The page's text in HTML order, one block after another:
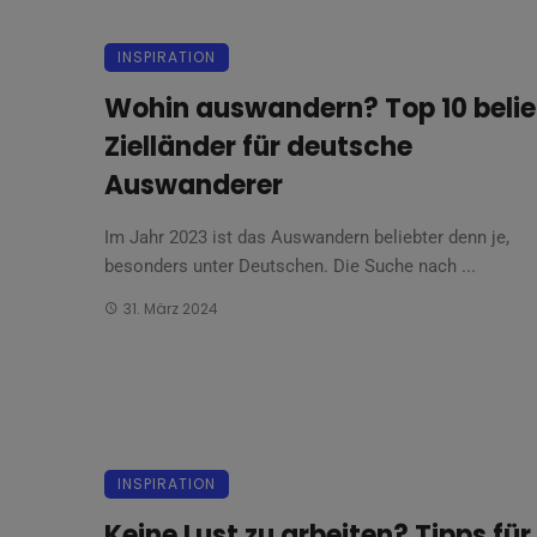
INSPIRATION
Wohin auswandern? Top 10
Zielländer für deutsche
Auswanderer
Im Jahr 2023 ist das Auswandern beliebter denn je,
besonders unter Deutschen. Die Suche nach ...
31. März 2024
INSPIRATION